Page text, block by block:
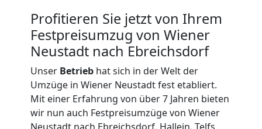
Profitieren Sie jetzt von Ihrem
Festpreisumzug von Wiener
Neustadt nach Ebreichsdorf
Unser Betrieb hat sich in der Welt der
Umzüge in Wiener Neustadt fest etabliert.
Mit einer Erfahrung von über 7 Jahren bieten
wir nun auch Festpreisumzüge von Wiener
Neustadt nach Ebreichsdorf, Hallein, Telfs
Neustadt
Möbeltransport
Wiener
Neustadt